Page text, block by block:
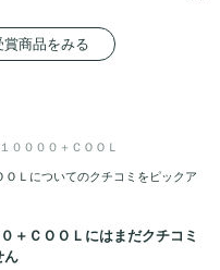
商品をみる
００００＋ＣＯＯＬ
Ｌについてのクチコミをピックア
＋ＣＯＯＬにはまだクチコミ
ん